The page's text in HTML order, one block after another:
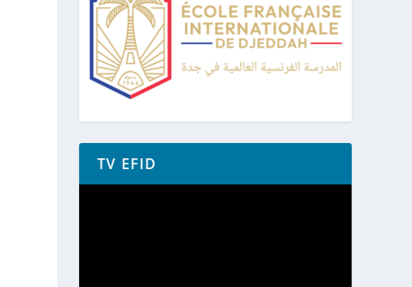
TV EFID
Lecteur